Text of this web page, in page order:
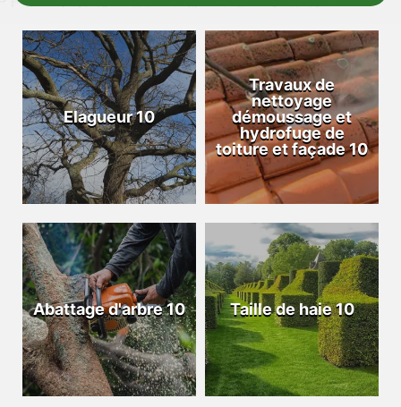
Elagueur 10
Travaux de
nettoyage
démoussage et
hydrofuge de
toiture et façade 10
Abattage d'arbre 10 Taille de haie 10